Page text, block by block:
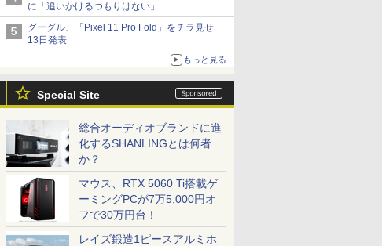
に「追いかけるつもりはない」
グーグル、「Pixel 11 Pro Fold」をチラ見せ
13日発表
もっと見る
Special Site
総合オーディオブランドに進
化するSHANLINGとは何者
か？
マウス、RTX 5060 Ti搭載ゲ
ーミングPCが7万5,000円オ
フで30万円台！
レイズ鍛造1ピースアルミホ